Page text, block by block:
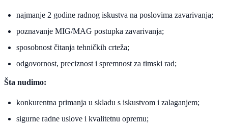
najmanje 2 godine radnog iskustva na poslovima zavarivanja;
poznavanje MIG/MAG postupka zavarivanja;
sposobnost čitanja tehničkih crteža;
odgovornost, preciznost i spremnost za timski rad;
Šta nudimo:
konkurentna primanja u skladu s iskustvom i zalaganjem;
sigurne radne uslove i kvalitetnu opremu;